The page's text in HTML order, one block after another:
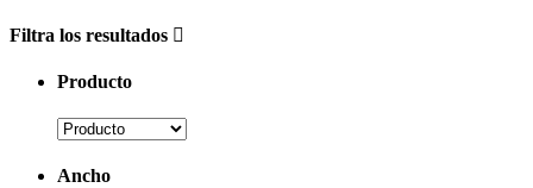
Filtra los resultados
Producto
Ancho